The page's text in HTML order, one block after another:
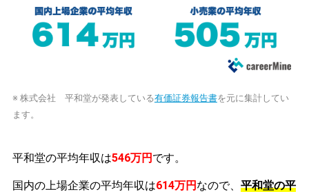
※ 株式会社 平和堂が発表している有価証券報告書を元に集計してい
ます。
平和堂の平均年収は546万円 です。
国内の上場企業の平均年収は614万円 なので、 平和堂の平